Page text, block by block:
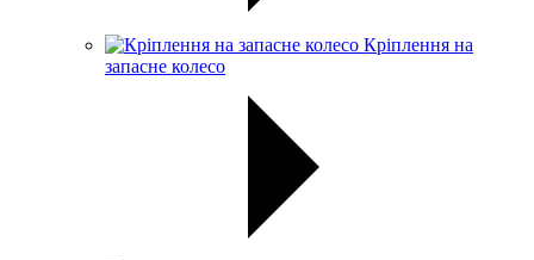
Кріплення на
запасне колесо